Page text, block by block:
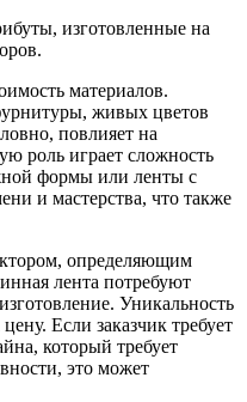
изготовленные на
материалов.
живых цветов
повлияет на
роль играет сложность
формы или ленты с
и мастерства, что также
определяющим
лента потребуют
Уникальность
Если заказчик требует
который требует
это может